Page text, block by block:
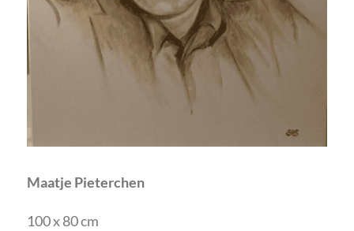
Maatje Pieterchen
100 x 80 cm